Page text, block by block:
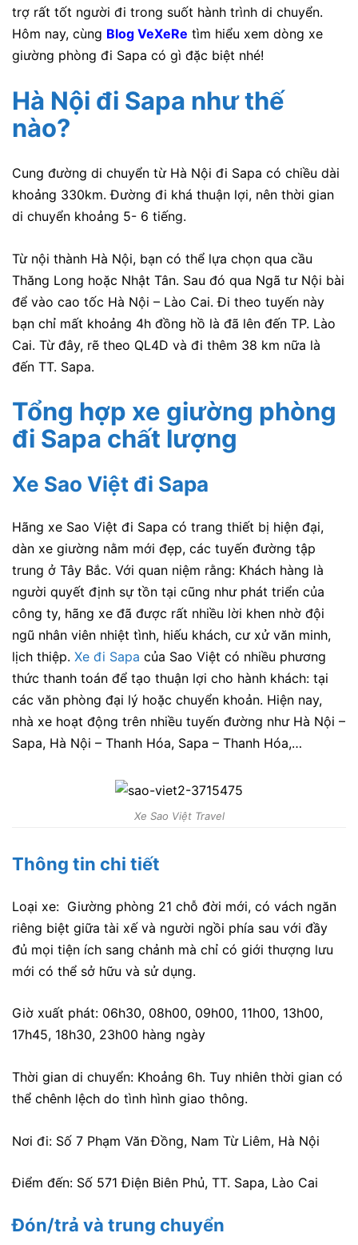
trợ rất tốt người đi trong suốt hành trình di chuyển.
Hôm nay, cùng Blog VeXeRe tìm hiểu xem dòng xe
giường phòng đi Sapa có gì đặc biệt nhé!
Hà Nội đi Sapa như thế
nào?
Cung đường di chuyển từ Hà Nội đi Sapa có chiều dài
khoảng 330km. Đường đi khá thuận lợi, nên thời gian
di chuyển khoảng 5- 6 tiếng.
Từ nội thành Hà Nội, bạn có thể lựa chọn qua cầu
Thăng Long hoặc Nhật Tân. Sau đó qua Ngã tư Nội bài
để vào cao tốc Hà Nội – Lào Cai. Đi theo tuyến này
bạn chỉ mất khoảng 4h đồng hồ là đã lên đến TP. Lào
Cai. Từ đây, rẽ theo QL4D và đi thêm 38 km nữa là
đến TT. Sapa.
Tổng hợp xe giường phòng
đi Sapa chất lượng
Xe Sao Việt đi Sapa
Hãng xe Sao Việt đi Sapa có trang thiết bị hiện đại,
dàn xe giường nằm mới đẹp, các tuyến đường tập
trung ở Tây Bắc. Với quan niệm rằng: Khách hàng là
người quyết định sự tồn tại cũng như phát triển của
công ty, hãng xe đã được rất nhiều lời khen nhờ đội
ngũ nhân viên nhiệt tình, hiếu khách, cư xử văn minh,
lịch thiệp. Xe đi Sapa của Sao Việt có nhiều phương
thức thanh toán để tạo thuận lợi cho hành khách: tại
các văn phòng đại lý hoặc chuyển khoản. Hiện nay,
nhà xe hoạt động trên nhiều tuyến đường như Hà Nội –
Sapa, Hà Nội – Thanh Hóa, Sapa – Thanh Hóa,…
Xe Sao Việt Travel
Thông tin chi tiết
Loại xe: Giường phòng 21 chỗ đời mới, có vách ngăn
riêng biệt giữa tài xế và người ngồi phía sau với đầy
đủ mọi tiện ích sang chảnh mà chỉ có giới thượng lưu
mới có thể sở hữu và sử dụng.
Giờ xuất phát: 06h30, 08h00, 09h00, 11h00, 13h00,
17h45, 18h30, 23h00 hàng ngày
Thời gian di chuyển: Khoảng 6h. Tuy nhiên thời gian có
thể chênh lệch do tình hình giao thông.
Nơi đi: Số 7 Phạm Văn Đồng, Nam Từ Liêm, Hà Nội
Điểm đến: Số 571 Điện Biên Phủ, TT. Sapa, Lào Cai
Đón/trả và trung chuyển